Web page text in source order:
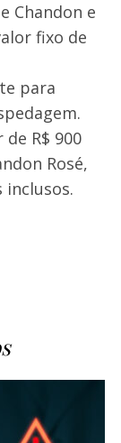
Chandon e
fixo de
para
R$ 900
Rosé,